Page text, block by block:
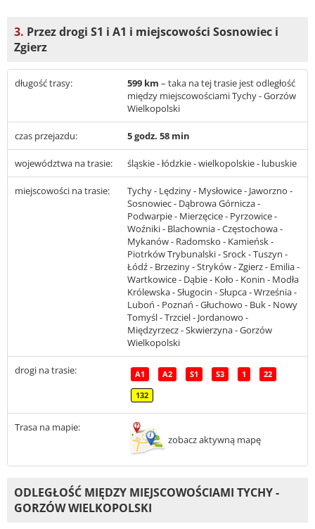
3. Przez drogi S1 i A1 i miejscowości Sosnowiec i
Zgierz
długość trasy: 599 km – taka na tej trasie jest odległość
między miejscowościami Tychy - Gorzów
Wielkopolski
czas przejazdu: 5 godz. 58 min
województwa na trasie: śląskie - łódzkie - wielkopolskie - lubuskie
miejscowości na trasie:
Tychy - Lędziny - Mysłowice - Jaworzno -
Sosnowiec - Dąbrowa Górnicza -
Podwarpie - Mierzęcice - Pyrzowice -
Woźniki - Blachownia - Częstochowa -
Mykanów - Radomsko - Kamieńsk -
Piotrków Trybunalski - Srock - Tuszyn -
Łódź - Brzeziny - Stryków - Zgierz - Emilia -
Wartkowice - Dąbie - Koło - Konin - Modła
Królewska - Sługocin - Słupca - Września -
Luboń - Poznań - Głuchowo - Buk - Nowy
Tomyśl - Trzciel - Jordanowo -
Międzyrzecz - Skwierzyna - Gorzów
Wielkopolski
drogi na trasie: A1 A2 S1 S3 1 22
132
Trasa na mapie:
zobacz aktywną mapę
ODLEGŁOŚĆ MIĘDZY MIEJSCOWOŚCIAMI TYCHY -
GORZÓW WIELKOPOLSKI